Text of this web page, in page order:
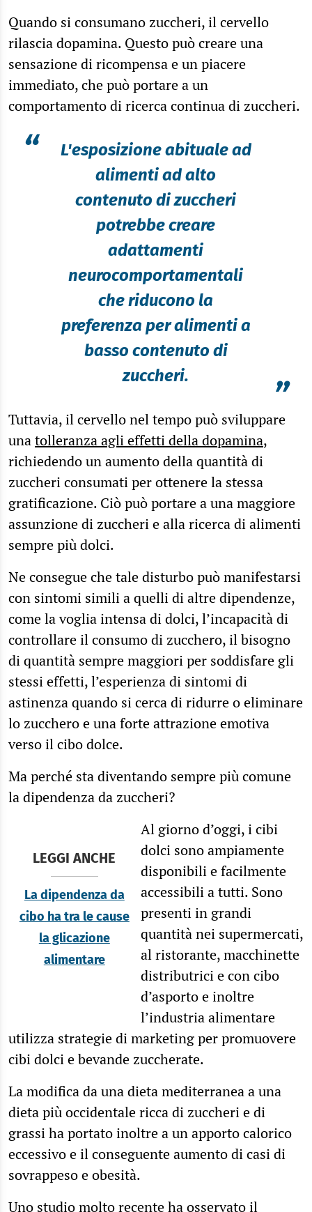
Quando si consumano zuccheri, il cervello
rilascia dopamina. Questo può creare una
sensazione di ricompensa e un piacere
immediato, che può portare a un
comportamento di ricerca continua di zuccheri.
“
L'esposizione abituale ad
alimenti ad alto
contenuto di zuccheri
potrebbe creare
adattamenti
neurocomportamentali
che riducono la
preferenza per alimenti a
basso contenuto di
zuccheri.
”
Tuttavia, il cervello nel tempo può sviluppare
unatolleranza agli effetti della dopamina,
richiedendo un aumento della quantità di
zuccheri consumati per ottenere la stessa
gratificazione. Ciò può portare a una maggiore
assunzione di zuccheri e alla ricerca di alimenti
sempre più dolci.
Ne consegue che tale disturbo può manifestarsi
con sintomi simili a quelli di altre dipendenze,
come la voglia intensa di dolci, l’incapacità di
controllare il consumo di zucchero, il bisogno
di quantità sempre maggiori per soddisfare gli
stessi effetti, l’esperienza di sintomi di
astinenza quando si cerca di ridurre o eliminare
lo zucchero e una forte attrazione emotiva
verso il cibo dolce.
Ma perché sta diventando sempre più comune
la dipendenza da zuccheri?
LEGGI ANCHE
La dipendenza da
cibo ha tra le cause
la glicazione
alimentare
Al giorno d’oggi, i cibi
dolci sono ampiamente
disponibili e facilmente
accessibili a tutti. Sono
presenti in grandi
quantità nei supermercati,
al ristorante, macchinette
distributrici e con cibo
d’asporto e inoltre
l’industria alimentare
utilizza strategie di marketing per promuovere
cibi dolci e bevande zuccherate.
La modifica da una dieta mediterranea a una
dieta più occidentale ricca di zuccheri e di
grassi ha portato inoltre a un apporto calorico
eccessivo e il conseguente aumento di casi di
sovrappeso e obesità.
Uno studio molto recenteha osservato il